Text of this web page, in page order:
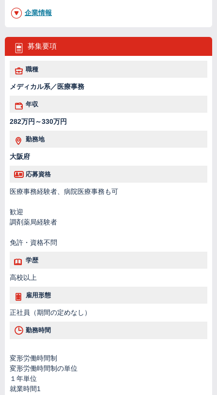
募集要項
職種
メディカル系／医療事務
年収
282万円～330万円
勤務地
大阪府
応募資格
医療事務経験者、病院医療事務も可
歓迎
調剤薬局経験者
免許・資格不問
学歴
高校以上
雇用形態
正社員（期間の定めなし）
勤務時間
変形労働時間制
変形労働時間制の単位
１年単位
就業時間1
企業情報